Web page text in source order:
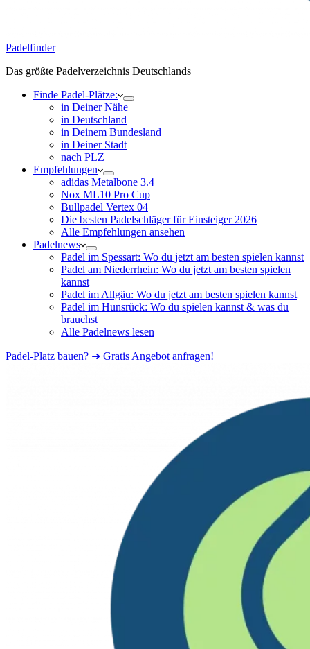
Padelfinder
Das größte Padelverzeichnis Deutschlands
Finde Padel-Plätze:
in Deiner Nähe
in Deutschland
in Deinem Bundesland
in Deiner Stadt
nach PLZ
Empfehlungen
adidas Metalbone 3.4
Nox ML10 Pro Cup
Bullpadel Vertex 04
Die besten Padelschläger für Einsteiger 2026
Alle Empfehlungen ansehen
Padelnews
Padel im Spessart: Wo du jetzt am besten spielen kannst
Padel am Niederrhein: Wo du jetzt am besten spielen
kannst
Padel im Allgäu: Wo du jetzt am besten spielen kannst
Padel im Hunsrück: Wo du spielen kannst & was du
brauchst
Alle Padelnews lesen
Padel-Platz bauen? ➜ Gratis Angebot anfragen!